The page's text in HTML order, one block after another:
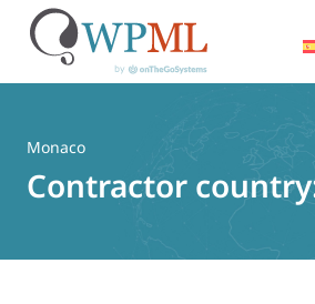
contenido
Monaco
Contractor